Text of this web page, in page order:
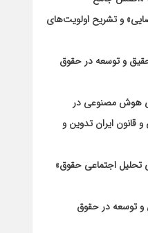
و تشریح اولویت‌های
و توسعه در حقوق
هوش مصنوعی در
ایران تدوین و
اجتماعی حقوق»
و توسعه در حقوق